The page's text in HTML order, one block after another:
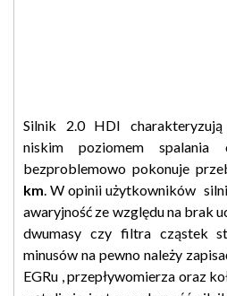
Silnik 2.0 HDI
niskim poziomem spalania
bezproblemowo pokonuje
km. W opinii użytkowników
awaryjność ze względu na brak
dwumasy czy filtra cząstek
minusów na pewno należy
EGRu , przepływomierza oraz